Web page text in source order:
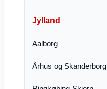
Jylland
Aalborg
Århus og Skanderborg